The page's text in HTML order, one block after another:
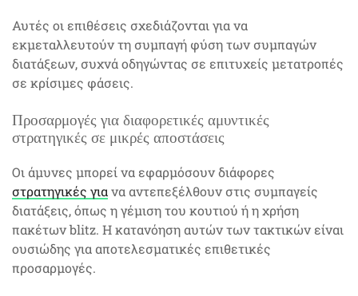
Αυτές οι επιθέσεις σχεδιάζονται για να
εκμεταλλευτούν τη συμπαγή φύση των συμπαγών
διατάξεων, συχνά οδηγώντας σε επιτυχείς μετατροπές
σε κρίσιμες φάσεις.
Προσαρμογές για διαφορετικές αμυντικές
στρατηγικές σε μικρές αποστάσεις
Οι άμυνες μπορεί να εφαρμόσουν διάφορες
στρατηγικές γιανα αντεπεξέλθουν στις συμπαγείς
διατάξεις, όπως η γέμιση του κουτιού ή η χρήση
πακέτων blitz. Η κατανόηση αυτών των τακτικών είναι
ουσιώδης για αποτελεσματικές επιθετικές
προσαρμογές.